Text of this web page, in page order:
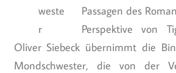
Passagen des
Perspektive von
Oliver Siebeck übernimmt die
Mondschwester, die von der